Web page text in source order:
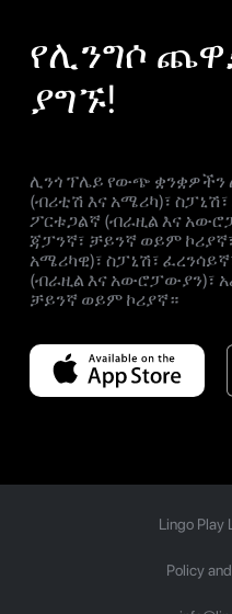
የሊንግሶ
ያግኙ!
ሊንጎ ፕሌይ የውጭ ቋንቋዎችን
(ብሪቲሽ እና አሜሪካ)፣
ፖርቱጋልኛ (ብራዚል እና
ጃፓንኛ፣ ቻይንኛ ወይም
አሜሪካዊ)፣ ስፓኒሽ፣
(ብራዚል እና አውሮፓውያን)፣
ቻይንኛ ወይም ኮሪያኛ።
Lingo Play
Policy